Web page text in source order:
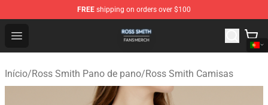
FREE shipping on orders over $100
Open menu
Ross Smith Shop - Official Ross Smith Merchandise
Início/Ross Smith Pano de pano/Ross Smith Camisas